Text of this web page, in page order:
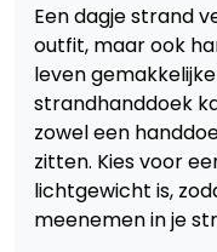
Een dagje strand
outfit, maar ook
leven
strandhanddoek
zowel een
zitten. Kies voor
lichtgewicht is,
meenemen in je